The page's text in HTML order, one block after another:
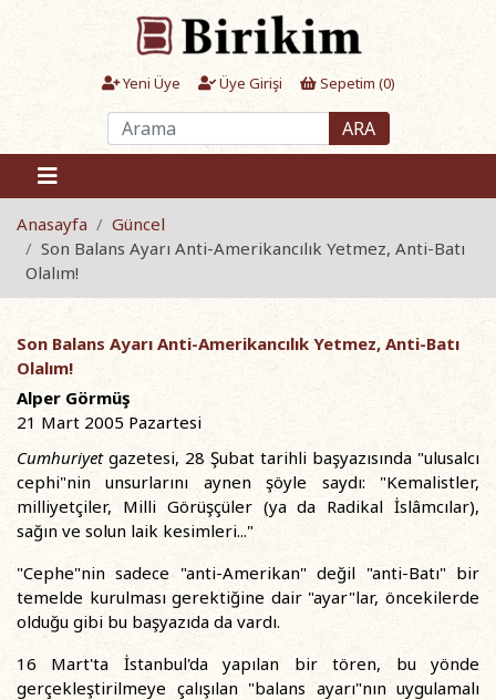
Yeni Üye Üye Girişi Sepetim (0)
ARA
Anasayfa
Güncel
Son Balans Ayarı Anti-Amerikancılık Yetmez, Anti-Batı
Olalım!
Son Balans Ayarı Anti-Amerikancılık Yetmez, Anti-Batı
Olalım!
Alper Görmüş
21 Mart 2005 Pazartesi
Cumhuriyetgazetesi, 28 Şubat tarihli başyazısında "ulusalcı
cephi"nin unsurlarını aynen şöyle saydı: "Kemalistler,
milliyetçiler, Milli Görüşçüler (ya da Radikal İslâmcılar),
sağın ve solun laik kesimleri..."
"Cephe"nin sadece "anti-Amerikan" değil "anti-Batı" bir
temelde kurulması gerektiğine dair "ayar"lar, öncekilerde
olduğu gibi bu başyazıda da vardı.
16 Mart'ta İstanbul'da yapılan bir tören, bu yönde
gerçekleştirilmeye çalışılan "balans ayarı"nın uygulamalı